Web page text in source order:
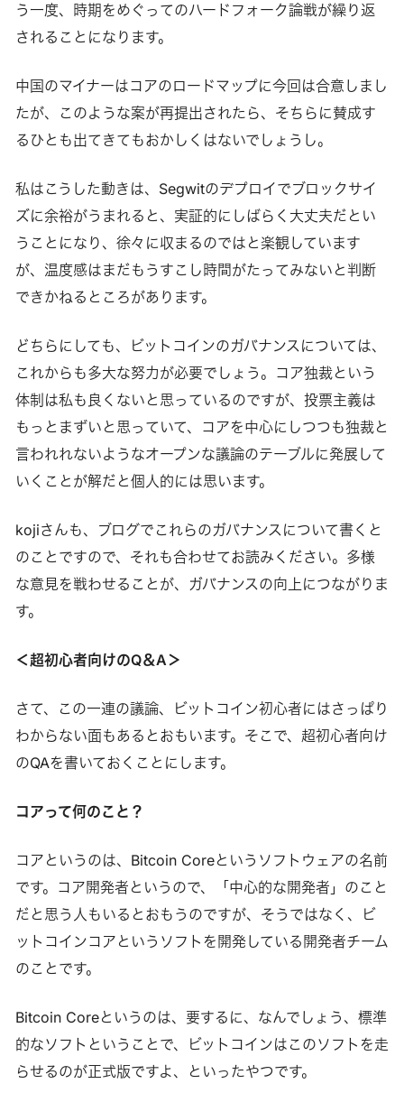
う一度、時期をめぐってのハードフォーク論戦が繰り返
されることになります。
中国のマイナーはコアのロードマップに今回は合意しまし
たが、このような案が再提出されたら、そちらに賛成す
るひとも出てきてもおかしくはないでしょうし。
私はこうした動きは、Segwitのデプロイでブロックサイ
ズに余裕がうまれると、実証的にしばらく大丈夫だとい
うことになり、徐々に収まるのではと楽観しています
が、温度感はまだもうすこし時間がたってみないと判断
できかねるところがあります。
どちらにしても、ビットコインのガバナンスについては、
これからも多大な努力が必要でしょう。コア独裁という
体制は私も良くないと思っているのですが、投票主義は
もっとまずいと思っていて、コアを中心にしつつも独裁と
言われれないようなオープンな議論のテーブルに発展して
いくことが解だと個人的には思います。
kojiさんも、ブログでこれらのガバナンスについて書くと
のことですので、それも合わせてお読みください。多様
な意見を戦わせることが、ガバナンスの向上につながりま
す。
＜超初心者向けのQ＆A＞
さて、この一連の議論、ビットコイン初心者にはさっぱり
わからない面もあるとおもいます。そこで、超初心者向け
のQAを書いておくことにします。
コアって何のこと？
コアというのは、Bitcoin Coreというソフトウェアの名前
です。コア開発者というので、「中心的な開発者」のこと
だと思う人もいるとおもうのですが、そうではなく、ビ
ットコインコアというソフトを開発している開発者チーム
のことです。
Bitcoin Coreというのは、要するに、なんでしょう、標準
的なソフトということで、ビットコインはこのソフトを走
らせるのが正式版ですよ、といったやつです。